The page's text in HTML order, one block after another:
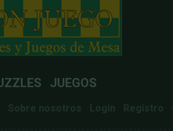
JUEGOS
Sobre nosotros Login Registro